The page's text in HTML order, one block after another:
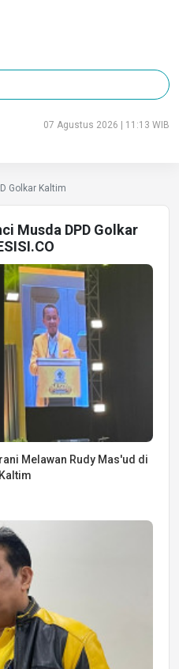
07 Agustus 2026 | 11:13 WIB
Golkar Kaltim
Musda DPD Golkar
Melawan Rudy Mas'ud di